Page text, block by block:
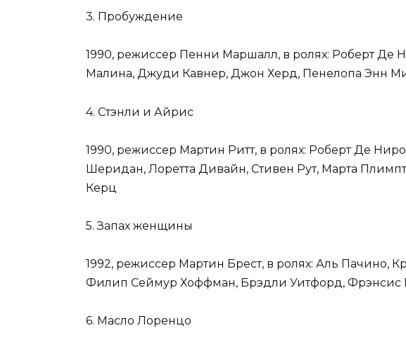
3. Пробуждение
1990, режиссер Пенни Маршалл, в ролях: Роберт Де
Малина, Джуди Кавнер, Джон Херд, Пенелопа Энн
4. Стэнли и Айрис
1990, режиссер Мартин Ритт, в ролях: Роберт Де
Шеридан, Лоретта Дивайн, Стивен Рут, Марта
Керц
5. Запах женщины
1992, режиссер Мартин Брест, в ролях: Аль Пачино,
Филип Сеймур Хоффман, Брэдли Уитфорд, Фрэнсис
6. Масло Лоренцо